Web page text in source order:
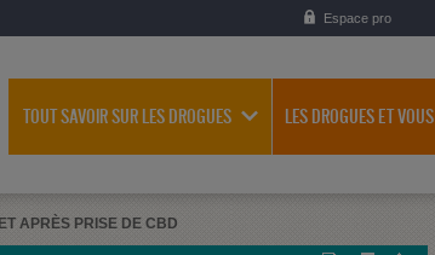
Espace pro
TOUT SAVOIR SUR LES DROGUES LES DROGUES ET VOUS
APRÈS PRISE DE CBD